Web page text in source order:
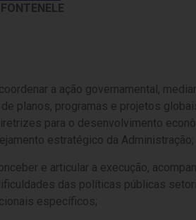
a ação governamental,
planos, programas e projetos
para o desenvolvimento
estratégico da Administração;
e articular a execução,
das políticas públicas
específicos;